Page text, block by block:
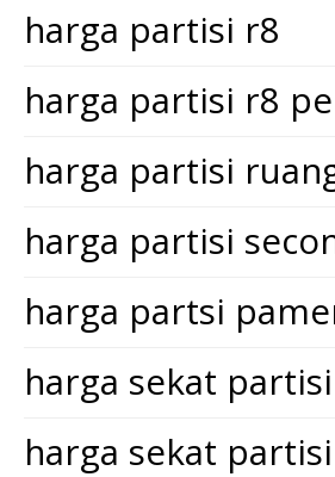
harga partisi r8
harga partisi r8
harga partisi
harga partisi
harga partsi
harga sekat partisi
harga sekat